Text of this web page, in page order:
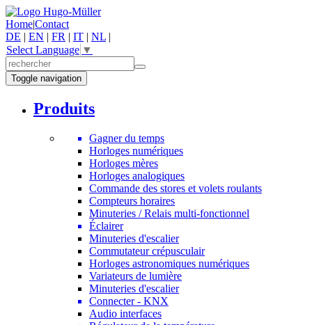
Home|Contact
DE | EN | FR | IT | NL |
Select Language ▼
Toggle navigation
Produits
Gagner du temps
Horloges numériques
Horloges mères
Horloges analogiques
Commande des stores et volets roulants
Compteurs horaires
Minuteries / Relais multi-fonctionnel
Éclairer
Minuteries d'escalier
Commutateur crépusculair
Horloges astronomiques numériques
Variateurs de lumière
Minuteries d'escalier
Connecter - KNX
Audio interfaces